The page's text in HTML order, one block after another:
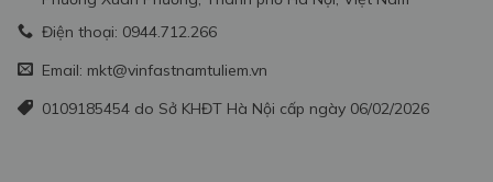
Điện thoại: 0944.712.266
Email: mkt@vinfastnamtuliem.vn
0109185454 do Sở KHĐT Hà Nội cấp ngày 06/02/2026